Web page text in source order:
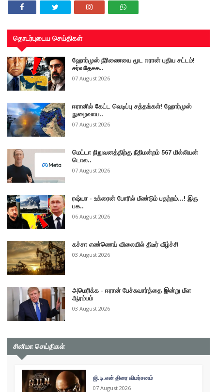
தொடர்புடைய செய்திகள்
ஹோர்முஸ் நீரிணையை மூட ஈரான் புதிய சட்டம்!
சர்வதேசக..
07 August 2026
ஈரானில் கேட்ட வெடிப்பு சத்தங்கள்! ஹோர்முஸ்
நுழைவாய..
07 August 2026
மெட்டா நிறுவனத்திற்கு நீதிமன்றம் 567 மில்லியன்
டொல..
07 August 2026
ரஷ்யா - உக்ரைன் போரில் மீண்டும் பதற்றம்...! இரு
பக..
06 August 2026
கச்சா எண்ணெய் விலையில் திடீர் வீழ்ச்சி
03 August 2026
அமெரிக்க - ஈரான் பேச்சுவார்த்தை இன்று மீள
ஆரம்பம்
03 August 2026
சினிமா செய்திகள்
ஜி.டி.என் திரை விமர்சனம்
07 August 2026